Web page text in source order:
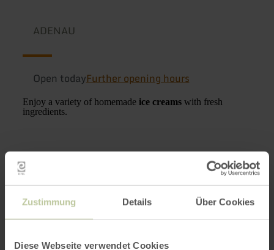
Zustimmung Details Über Cookies
Diese Webseite verwendet Cookies
ADENAU
Open todayFurther opening hours
Enjoy a variety of homemade ice creamswith fresh
ingredients.
Further
information